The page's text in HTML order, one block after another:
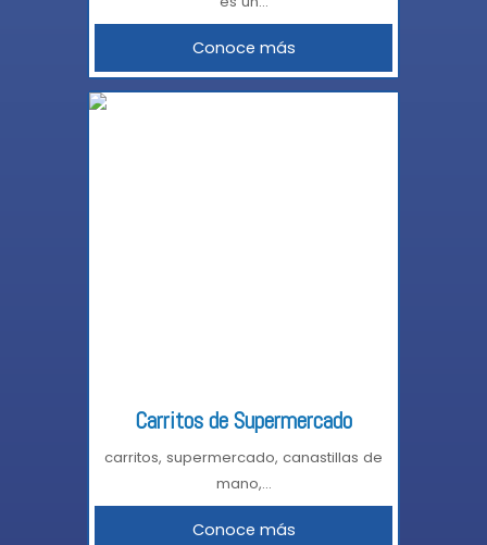
Conoce más
Carritos de Supermercado
carritos, supermercado, canastillas de
mano,...
Conoce más